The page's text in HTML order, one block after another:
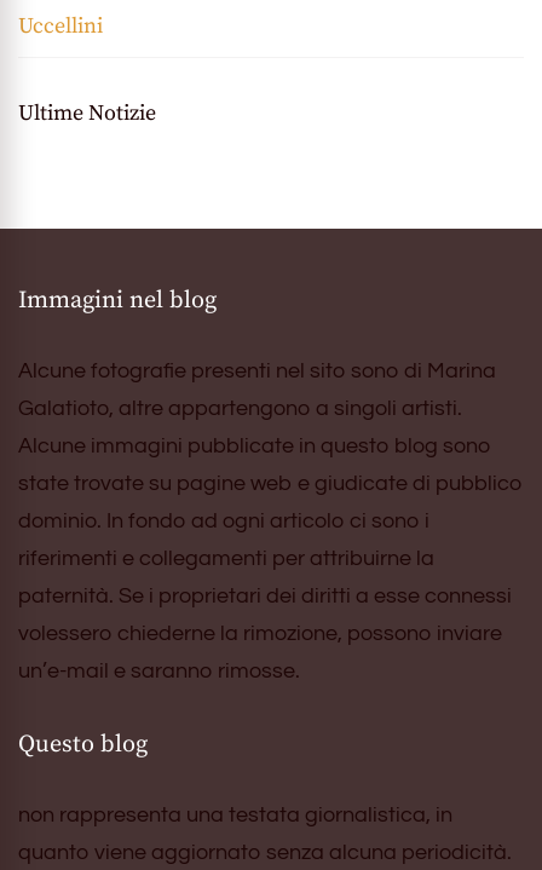
Uccellini
Ultime Notizie
Immagini nel blog
Alcune fotografie presenti nel sito sono di Marina
Galatioto, altre appartengono a singoli artisti.
Alcune immagini pubblicate in questo blog sono
state trovate su pagine web e giudicate di pubblico
dominio. In fondo ad ogni articolo ci sono i
riferimenti e collegamenti per attribuirne la
paternità. Se i proprietari dei diritti a esse connessi
volessero chiederne la rimozione, possono inviare
un’e-mail e saranno rimosse.
Questo blog
non rappresenta una testata giornalistica, in
quanto viene aggiornato senza alcuna periodicità.